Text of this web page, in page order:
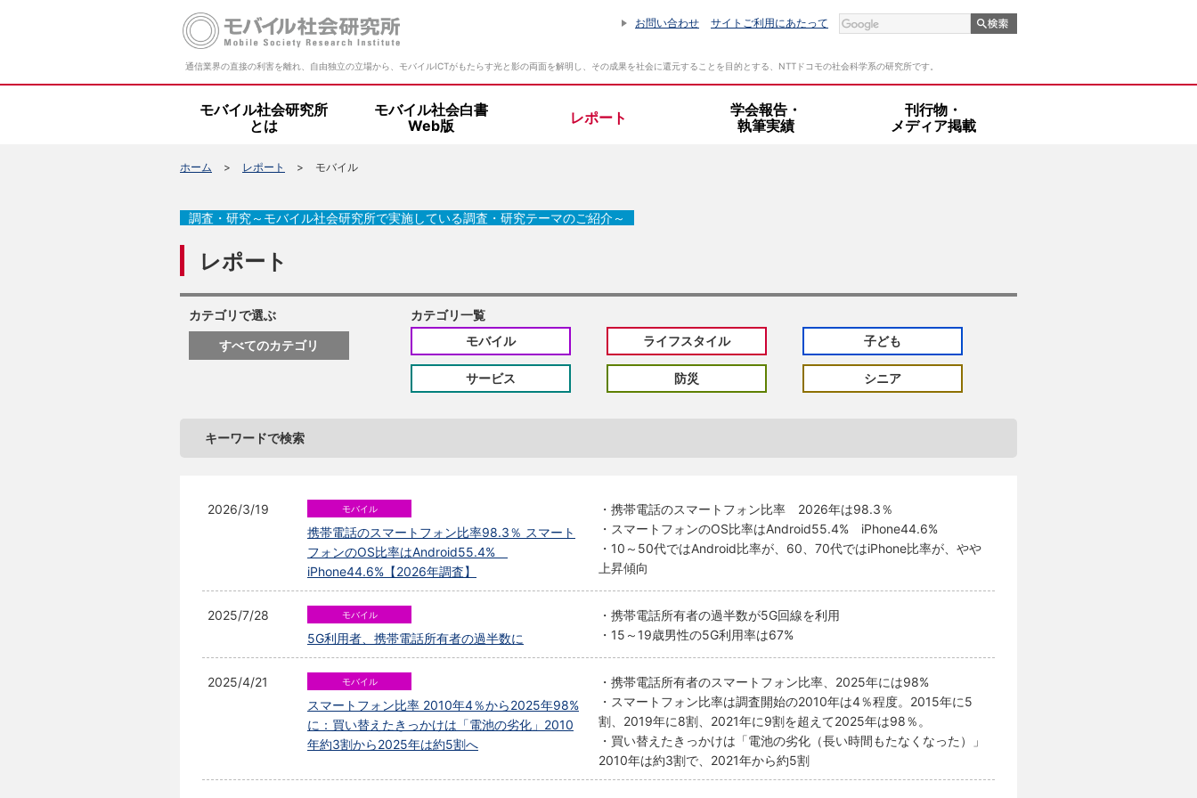
お問い合わせ サイトご利用にあたって
通信業界の直接の利害を離れ、自由独立の立場から、モバイルICTがもたらす光と影の両面を解明し、その成果を社会に還元することを目的とする、NTTドコモの社会科学系の研究所です。
モバイル社会研究所
とは
所長挨拶
モバイル社会白書
Web版
レポート
学会報告・
執筆実績
刊行物・
メディア掲載
ホーム レポート モバイル
レポート
調査・研究～モバイル社会研究所で実施している調査・研究テーマのご紹介～
カテゴリで選ぶ
すべてのカテゴリ
カテゴリ一覧
モバイル
ライフスタイル 子ども
サービス 防災 シニア
キーワードで検索
2026/3/19
携帯電話のスマートフォン比率98.3％ スマート
フォンのOS比率はAndroid55.4%
iPhone44.6%【2026年調査】
・携帯電話のスマートフォン比率 2026年は98.3％
・スマートフォンのOS比率はAndroid55.4% iPhone44.6%
・10～50代ではAndroid比率が、60、70代ではiPhone比率が、やや
上昇傾向
2025/7/28
5G利用者、携帯電話所有者の過半数に
・携帯電話所有者の過半数が5G回線を利用
・15～19歳男性の5G利用率は67%
2025/4/21
スマートフォン比率 2010年4％から2025年98%
に：買い替えたきっかけは「電池の劣化」2010
年約3割から2025年は約5割へ
・携帯電話所有者のスマートフォン比率、2025年には98%
・スマートフォン比率は調査開始の2010年は4％程度。2015年に5
割、2019年に8割、2021年に9割を超えて2025年は98％。
・買い替えたきっかけは「電池の劣化（長い時間もたなくなった）」
2010年は約3割で、2021年から約5割